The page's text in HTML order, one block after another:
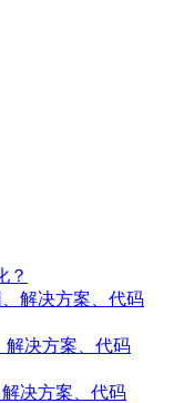
？
解决方案、代码
解决方案、代码
决方案、代码